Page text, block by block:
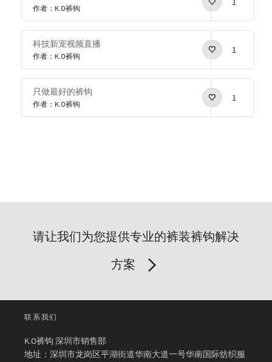
作者：K.O裤钩
1
科技新宠视频直播
作者：K.O裤钩
1
只做最好的裤钩
作者：K.O裤钩
1
请让我们为您提供专业的裤装裤钩解决
方案
联系我们
K.O裤钩 深圳市销售部
地址：深圳市龙岗区平湖街道华南大道一号华南国际纺织服